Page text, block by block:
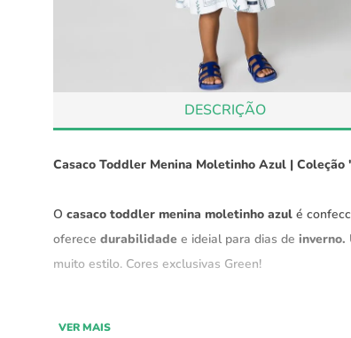
DESCRIÇÃO
Casaco Toddler Menina Moletinho Azul |
O casaco toddler menina moletinho azul é
oferece durabilidade e ideial para dias de inverno.
muito estilo. Cores exclusivas Green!
VER MAIS